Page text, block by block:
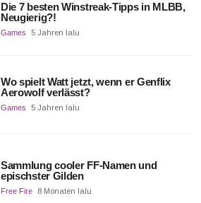
Die 7 besten Winstreak-Tipps in MLBB,
Neugierig?!
Games 5 Jahren lalu
Wo spielt Watt jetzt, wenn er Genflix
Aerowolf verlässt?
Games 5 Jahren lalu
Sammlung cooler FF-Namen und
epischster Gilden
Free Fire 8 Monaten lalu